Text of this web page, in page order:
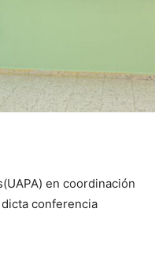
en coordinación
conferencia